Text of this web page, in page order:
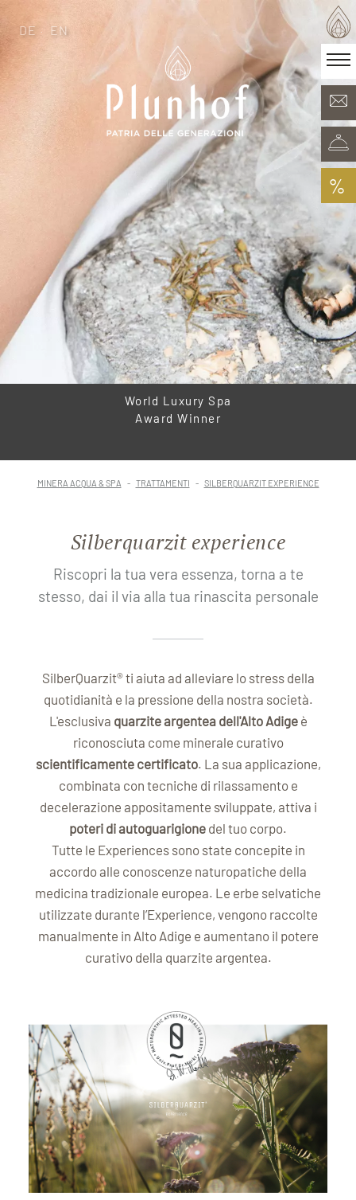
Patria delle generazioni
Camere & Offerte
Minera Acqua & Spa
Plunhof experiences
Esperienze nei dintorni
%
DE · EN
World Luxury Spa
Award Winner
MINERA ACQUA & SPA TRATTAMENTI SILBERQUARZIT EXPERIENCE
Silberquarzit experience
Riscopri la tua vera essenza, torna a te
stesso, dai il via alla tua rinascita personale
SilberQuarzit® ti aiuta ad alleviare lo stress della
quotidianità e la pressione della nostra società.
L'esclusiva quarzite argentea dell'Alto Adigeè
riconosciuta come minerale curativo
scientificamente certificato. La sua applicazione,
combinata con tecniche di rilassamento e
decelerazione appositamente sviluppate, attiva i
poteri di autoguarigione del tuo corpo.
Tutte le Experiences sono state concepite in
accordo alle conoscenze naturopatiche della
medicina tradizionale europea. Le erbe selvatiche
utilizzate durante l’Experience, vengono raccolte
manualmente in Alto Adige e aumentano il potere
curativo della quarzite argentea.